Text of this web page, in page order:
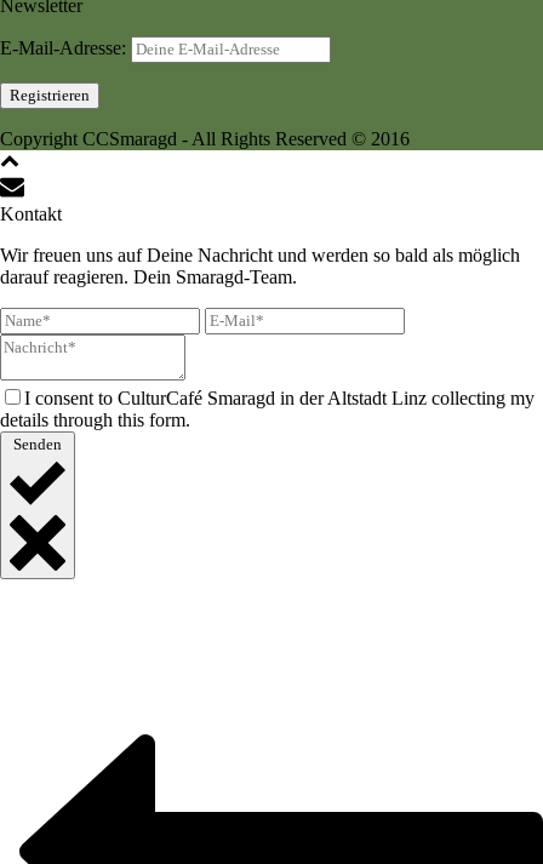
Newsletter
E-Mail-Adresse:
Copyright CCSmaragd - All Rights Reserved © 2016
Kontakt
Wir freuen uns auf Deine Nachricht und werden so bald als möglich
darauf reagieren. Dein Smaragd-Team.
I consent to CulturCafé Smaragd in der Altstadt Linz collecting my
details through this form.
Senden